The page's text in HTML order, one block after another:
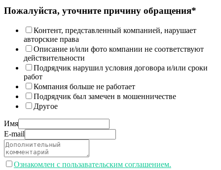
Пожалуйста, уточните причину обращения*
Контент, представленный компанией, нарушает
авторские права
Описание и/или фото компании не соответствуют
действительности
Подрядчик нарушил условия договора и/или сроки
работ
Компания больше не работает
Подрядчик был замечен в мошенничестве
Другое
Имя
E-mail
Ознакомлен с пользавательским соглашением.